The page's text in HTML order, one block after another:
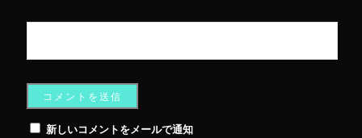
新しいコメントをメールで通知